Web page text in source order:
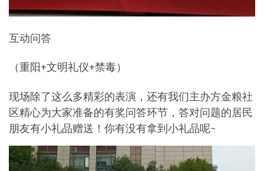
互动问答
（重阳+文明礼仪+禁毒）
现场除了这么多精彩的表演，还有我们主办方金粮社
区精心为大家准备的有奖问答环节，答对问题的居民
朋友有小礼品赠送！你有没有拿到小礼品呢~